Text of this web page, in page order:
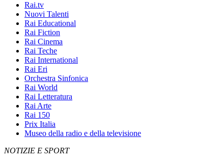
Rai.tv
Nuovi Talenti
Rai Educational
Rai Fiction
Rai Cinema
Rai Teche
Rai International
Rai Eri
Orchestra Sinfonica
Rai World
Rai Letteratura
Rai Arte
Rai 150
Prix Italia
Museo della radio e della televisione
NOTIZIE E SPORT